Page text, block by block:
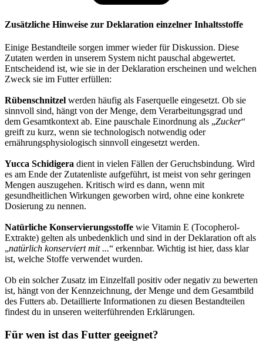
Zusätzliche Hinweise zur Deklaration einzelner Inhaltsstoffe
Einige Bestandteile sorgen immer wieder für Diskussion. Diese
Zutaten werden in unserem System nicht pauschal abgewertet.
Entscheidend ist, wie sie in der Deklaration erscheinen und welchen
Zweck sie im Futter erfüllen:
Rübenschnitzel werden häufig als Faserquelle eingesetzt. Ob sie
sinnvoll sind, hängt von der Menge, dem Verarbeitungsgrad und
dem Gesamtkontext ab. Eine pauschale Einordnung als „Zucker“
greift zu kurz, wenn sie technologisch notwendig oder
ernährungsphysiologisch sinnvoll eingesetzt werden.
Yucca Schidigera dient in vielen Fällen der Geruchsbindung. Wird
es am Ende der Zutatenliste aufgeführt, ist meist von sehr geringen
Mengen auszugehen. Kritisch wird es dann, wenn mit
gesundheitlichen Wirkungen geworben wird, ohne eine konkrete
Dosierung zu nennen.
Natürliche Konservierungsstoffe wie Vitamin E (Tocopherol-
Extrakte) gelten als unbedenklich und sind in der Deklaration oft als
„natürlich konserviert mit ...“ erkennbar. Wichtig ist hier, dass klar
ist, welche Stoffe verwendet wurden.
Ob ein solcher Zusatz im Einzelfall positiv oder negativ zu bewerten
ist, hängt von der Kennzeichnung, der Menge und dem Gesamtbild
des Futters ab. Detaillierte Informationen zu diesen Bestandteilen
findest du in unseren weiterführenden Erklärungen.
Für wen ist das Futter geeignet?